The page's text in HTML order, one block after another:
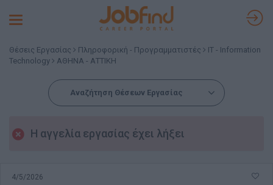
Toggle
Θέσεις Εργασίας Πληροφορική - Προγραμματιστές
IT - Information
Technology
ΑΘΗΝΑ - ΑΤΤΙΚΗ
Αναζήτηση Θέσεων Εργασίας
Η αγγελία εργασίας έχει λήξει
4/5/2026